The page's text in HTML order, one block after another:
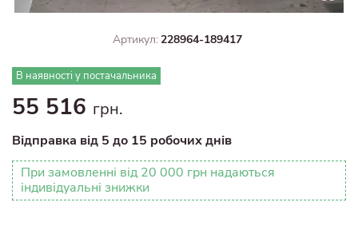
Артикул:228964-189417
В наявності у постачальника
55 516 грн.
Відправка від 5 до 15 робочих днів
При замовленні від 20 000 грн надаються
індивідуальні знижки